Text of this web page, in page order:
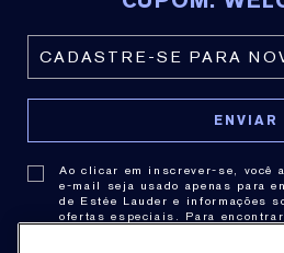
Ao clicar em inscrever-se, você
e-mail seja usado apenas para
de Estée Lauder e informações
ofertas especiais. Para